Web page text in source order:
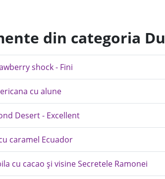
din categoria
shock - Fini
cu alune
Desert - Excellent
caramel Ecuador
cu cacao și visine Secretele Ramonei